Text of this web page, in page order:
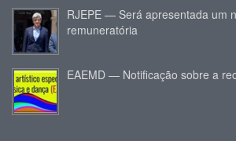
RJEPE — Será apresentada um
remuneratória
EAEMD — Notificação sobre a